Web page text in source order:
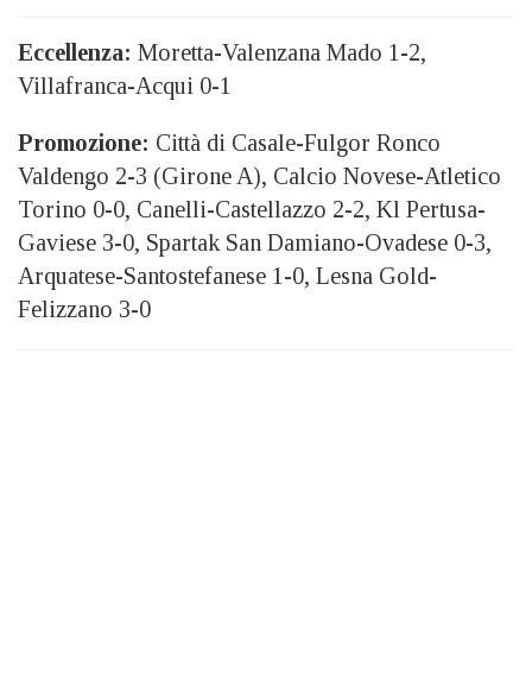
Eccellenza: Moretta-Valenzana Mado 1-2,
Villafranca-Acqui 0-1
Promozione: Città di Casale-Fulgor Ronco
Valdengo 2-3 (Girone A), Calcio Novese-Atletico
Torino 0-0, Canelli-Castellazzo 2-2, Kl Pertusa-
Gaviese 3-0, Spartak San Damiano-Ovadese 0-3,
Arquatese-Santostefanese 1-0, Lesna Gold-
Felizzano 3-0